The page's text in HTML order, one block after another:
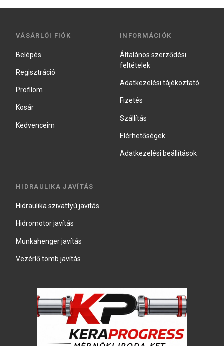
VÁSÁRLÓI FIÓK
Belépés
Regisztráció
Profilom
Kosár
Kedvenceim
INFORMÁCIÓK
Általános szerződési
feltételek
Adatkezelési tájékoztató
Fizetés
Szállítás
Elérhetőségek
Adatkezelési beállítások
HIDRAULIKA JAVÍTÁS
Hidraulika szivattyú javitás
Hidromotor javítás
Munkahenger javítás
Vezérlő tömb javítás